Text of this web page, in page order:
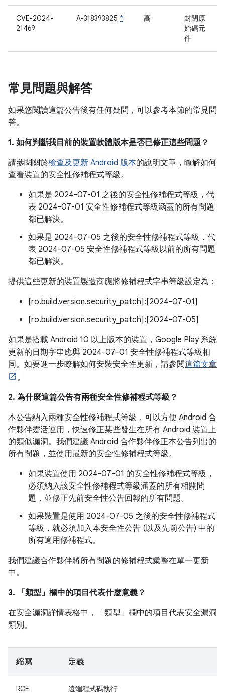
CVE-2024-
21469
A-318393825 * 高
封閉原
始碼元
件
常見問題與解答
如果您閱讀這篇公告後有任何疑問，可以參考本節的常見問
答。
1. 如何判斷我目前的裝置軟體版本是否已修正這些問題？
請參閱關於檢查及更新 Android 版本的說明文章，瞭解如何
查看裝置的安全性修補程式等級。
如果是 2024-07-01 之後的安全性修補程式等級，代
表 2024-07-01 安全性修補程式等級涵蓋的所有問題
都已解決。
如果是 2024-07-05 之後的安全性修補程式等級，代
表 2024-07-05 安全性修補程式等級以前的所有問題
都已解決。
提供這些更新的裝置製造商應將修補程式字串等級設定為：
[ro.build.version.security_patch]:[2024-07-01]
[ro.build.version.security_patch]:[2024-07-05]
如果是搭載 Android 10 以上版本的裝置，Google Play 系統
更新的日期字串應與 2024-07-01 安全性修補程式等級相
同。如要進一步瞭解如何安裝安全性更新，請參閱這篇文章
。
2. 為什麼這篇公告有兩種安全性修補程式等級？
本公告納入兩種安全性修補程式等級，可以方便 Android 合
作夥伴靈活運用，快速修正某些發生在所有 Android 裝置上
的類似漏洞。我們建議 Android 合作夥伴修正本公告列出的
所有問題，並使用最新的安全性修補程式等級。
如果裝置使用 2024-07-01 的安全性修補程式等級，
必須納入該安全性修補程式等級涵蓋的所有相關問
題，並修正先前安全性公告回報的所有問題。
如果裝置是使用 2024-07-05 之後的安全性修補程式
等級，就必須加入本安全性公告 (以及先前公告) 中的
所有適用修補程式。
我們建議合作夥伴將所有問題的修補程式彙整在單一更新
中。
3. 「類型」 欄中的項目代表什麼意義？
在安全漏洞詳情表格中，「類型」 欄中的項目代表安全漏洞
類別。
縮寫 定義
RCE 遠端程式碼執行